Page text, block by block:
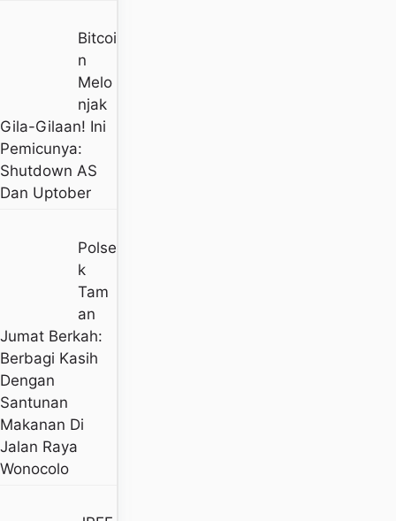
Bitcoi
N
Melo
Njak
Gila-Gilaan! Ini
Pemicunya:
Shutdown AS
Dan Uptober
Polse
K
Tam
An
Jumat Berkah:
Berbagi Kasih
Dengan
Santunan
Makanan Di
Jalan Raya
Wonocolo